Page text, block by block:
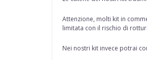
Attenzione, molti kit in
limitata con il rischio di
Nei nostri kit invece potrai